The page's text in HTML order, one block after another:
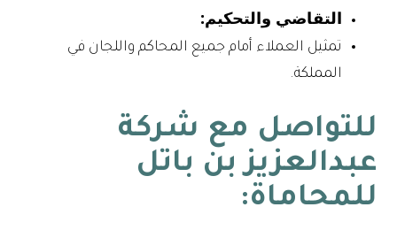
التقاضي والتحكيم:
تمثيل العملاء أمام جميع المحاكم واللجان في
المملكة.
للتواصل مع شركة
عبدالعزيز بن باتل
للمحاماة: